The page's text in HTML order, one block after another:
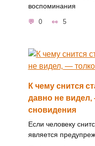
воспоминания
0 5
К чему снится
давно не
сновидения
Если человеку
является